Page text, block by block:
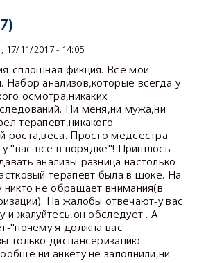
17/11/2017 - 14:05
сплошная фикция. Все мои
Набор анализов,которые всегда у
осмотра,никаких
Ни меня,ни мужа,ни
терапевт,никакого
роста,веса. Просто медсестра
у "вас всё в порядке"! Пришлось
анализы-разница настолько
терапевт была в шоке. На
никто не обращает внимания(в
На жалобы отвечают-у вас
и жалуйтесь,он обследует . А
"почему я должна вас
только диспансеризацию
ни анкету не заполнили,ни